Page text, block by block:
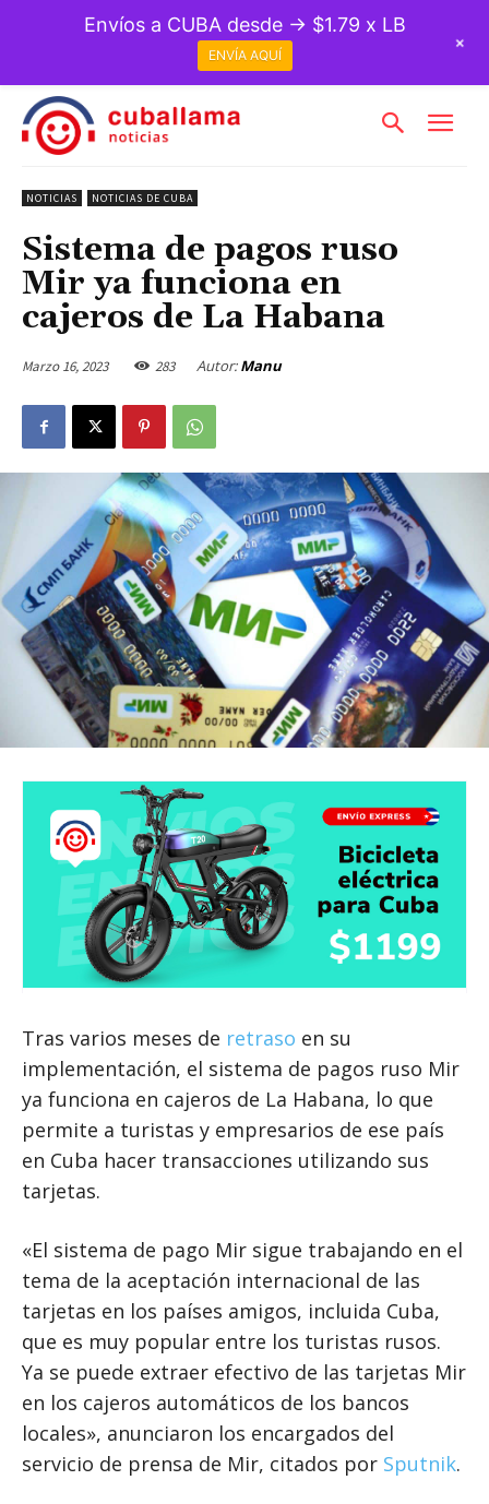
NOTICIAS NOTICIAS DE CUBA
Sistema de pagos ruso
Mir ya funciona en
cajeros de La Habana
Marzo 16, 2023 283 Autor: Manu
Tras varios meses de retraso en su
implementación, el sistema de pagos ruso Mir
ya funciona en cajeros de La Habana, lo que
permite a turistas y empresarios de ese país
en Cuba hacer transacciones utilizando sus
tarjetas.
«El sistema de pago Mir sigue trabajando en el
tema de la aceptación internacional de las
tarjetas en los países amigos, incluida Cuba,
que es muy popular entre los turistas rusos.
Ya se puede extraer efectivo de las tarjetas Mir
en los cajeros automáticos de los bancos
locales», anunciaron los encargados del
servicio de prensa de Mir, citados por Sputnik.
Envíos a CUBA desde → $1.79 x LB
ENVÍA AQUÍ
+